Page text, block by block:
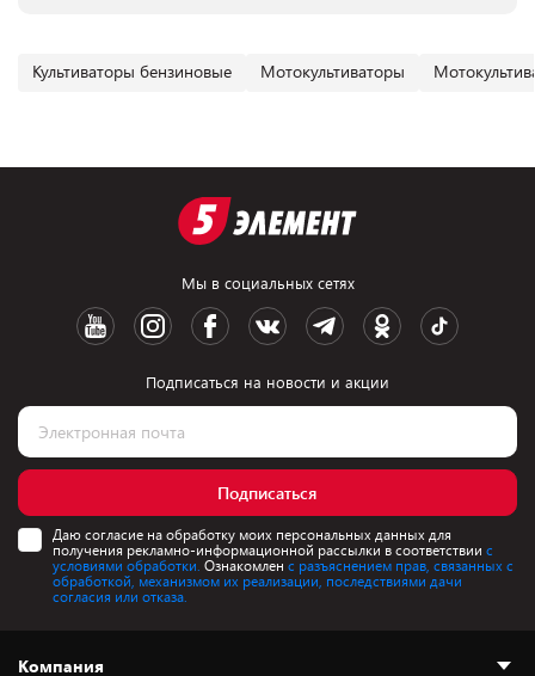
Культиваторы бензиновые Мотокультиваторы
Мы в социальных сетях
Подписаться на новости и акции
Подписаться
Даю согласие на обработку моих персональных данных для
получения рекламно-информационной рассылки в соответствии с
условиями обработки. Ознакомлен с разъяснением прав, связанных с
обработкой, механизмом их реализации, последствиями дачи
согласия или отказа.
Компания